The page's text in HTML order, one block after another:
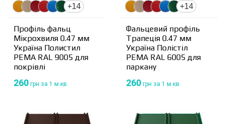
+14
Профіль фальц
Мікрохвиля 0.47 мм
Україна Полистил
PEMA RAL 9005 для
покрівлі
260 грн за 1 м.кв.
+14
Фальцевий профіль
Трапеція 0.47 мм
Україна Полістіл
PEMA RAL 6005 для
паркану
260 грн за 1 м.кв.